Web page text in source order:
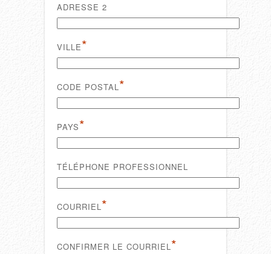
ADRESSE 2
VILLE*
CODE POSTAL *
PAYS*
TÉLÉPHONE PROFESSIONNEL
COURRIEL *
CONFIRMER LE COURRIEL *